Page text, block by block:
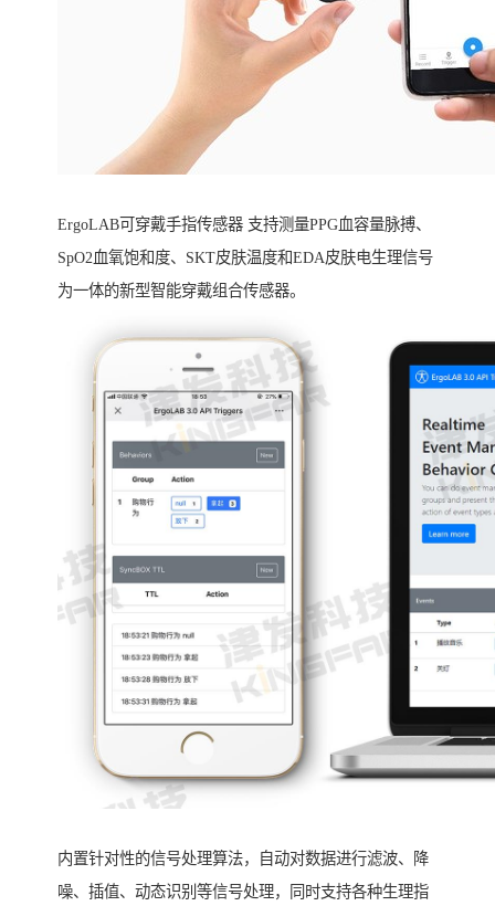
ErgoLAB可穿戴手指传感器 支持测量PPG血容量脉搏、
SpO2血氧饱和度、SKT皮肤温度和EDA皮肤电生理信号
为一体的新型智能穿戴组合传感器。
内置针对性的信号处理算法，自动对数据进行滤波、降
噪、插值、动态识别等信号处理，同时支持各种生理指